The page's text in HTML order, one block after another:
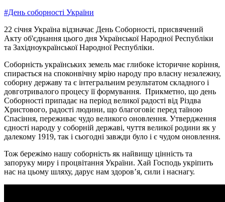
#День соборності України
22 січня Україна відзначає День Соборності, присвячений
Акту об'єднання цього дня Української Народної Республіки
та Західноукраїнської Народної Республіки.
Соборність українських земель має глибоке історичне коріння,
спирається на споконвічну мрію народу про власну незалежну,
соборну державу та є інтегральним результатом складного і
довготривалого процесу її формування. Прикметно, що день
Соборності припадає на період великої радості від Різдва
Христового, радості людини, що благоговіє перед таїною
Спасіння, переживає чудо великого оновлення. Утвердження
єдності народу у соборній державі, чуття великої родини як у
далекому 1919, так і сьогодні завжди було і є чудом оновлення.
Тож бережімо нашу соборність як найвищу цінність та
запоруку миру і процвітання України. Хай Господь укріпить
нас на цьому шляху, дарує нам здоров’я, сили і наснагу.